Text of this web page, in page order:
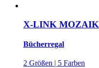
X-LINK MOZAIK
Bücherregal
2 Größen | 5 Farben